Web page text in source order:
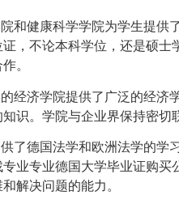
和健康科学学院为学生提供
，不论本科学位，还是硕
。
经济学院提供了广泛的经济
识。学院与企业界保持密切
了德国法学和欧洲法学的学
业专业德国大学毕业证购买
解决问题的能力。